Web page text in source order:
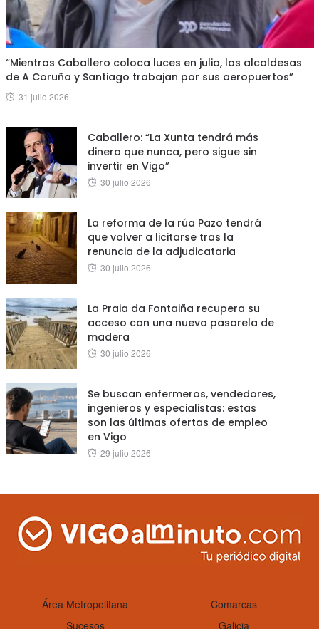
“Mientras Caballero coloca luces en julio, las alcaldesas
de A Coruña y Santiago trabajan por sus aeropuertos”
Posted
31 julio 2026
Caballero: “La Xunta tendrá más
dinero que nunca, pero sigue sin
invertir en Vigo”
Posted
30 julio 2026
La reforma de la rúa Pazo tendrá
que volver a licitarse tras la
renuncia de la adjudicataria
Posted
30 julio 2026
La Praia da Fontaiña recupera su
acceso con una nueva pasarela de
madera
Posted
30 julio 2026
Se buscan enfermeros, vendedores,
ingenieros y especialistas: estas
son las últimas ofertas de empleo
en Vigo
Posted
29 julio 2026
Área Metropolitana
Comarcas
Sucesos
Galicia